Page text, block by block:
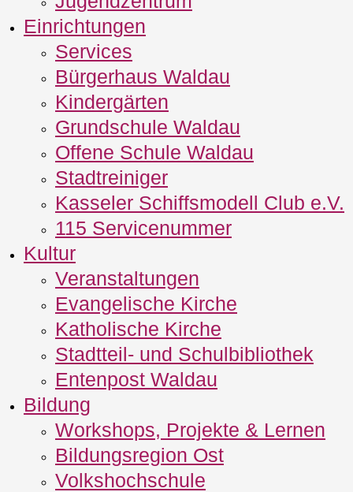
Einrichtungen
Services
Bürgerhaus Waldau
Kindergärten
Grundschule Waldau
Offene Schule Waldau
Stadtreiniger
Kasseler Schiffsmodell Club e.V.
115 Servicenummer
Kultur
Veranstaltungen
Evangelische Kirche
Katholische Kirche
Stadtteil- und Schulbibliothek
Entenpost Waldau
Bildung
Workshops, Projekte & Lernen
Bildungsregion Ost
Volkshochschule